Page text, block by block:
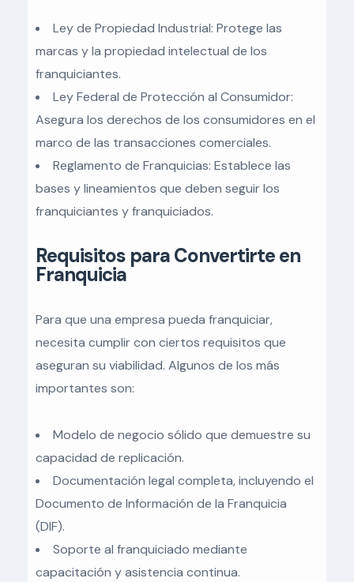
Ley de Propiedad Industrial: Protege las
marcas y la propiedad intelectual de los
franquiciantes.
Ley Federal de Protección al Consumidor:
Asegura los derechos de los consumidores en el
marco de las transacciones comerciales.
Reglamento de Franquicias: Establece las
bases y lineamientos que deben seguir los
franquiciantes y franquiciados.
Requisitos para Convertirte en
Franquicia
Para que una empresa pueda franquiciar,
necesita cumplir con ciertos requisitos que
aseguran su viabilidad. Algunos de los más
importantes son:
Modelo de negocio sólido que demuestre su
capacidad de replicación.
Documentación legal completa, incluyendo el
Documento de Información de la Franquicia
(DIF).
Soporte al franquiciado mediante
capacitación y asistencia continua.